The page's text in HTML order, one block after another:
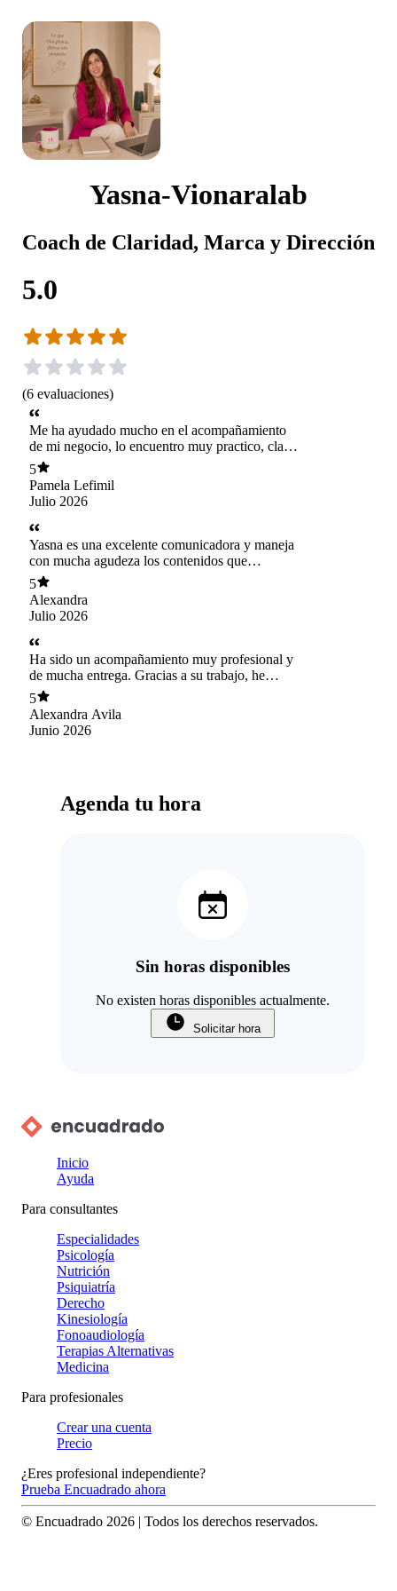
Yasna-Vionaralab
Coach de Claridad, Marca y Dirección
5.0
(6 evaluaciones)
Me ha ayudado mucho en el acompañamiento
de mi negocio, lo encuentro muy practico, claro
y de suma importancia, lo agradezco, gracias!
5
Pamela Lefimil
Julio 2026
Yasna es una excelente comunicadora y maneja
con mucha agudeza los contenidos que
trabajamos. Recomiendo totalmente su
profesionalismo .
5
Alexandra
Julio 2026
Ha sido un acompañamiento muy profesional y
de mucha entrega. Gracias a su trabajo, he
podido ordenar y poner en marcha un proyecto
que llevaba mucho tiempo sin ordenamiento y
claridad. Lo mejor es que su trabajo integra lo
humano y lo divino, Gracias Dios por ponerla
5
Alexandra Avila
Junio 2026
Agenda tu hora
Sin horas disponibles
No existen horas disponibles actualmente.
Solicitar hora
Inicio
Ayuda
Para consultantes
Especialidades
Psicología
Nutrición
Psiquiatría
Derecho
Kinesiología
Fonoaudiología
Terapias Alternativas
Medicina
Para profesionales
Crear una cuenta
Precio
¿Eres profesional independiente?
Prueba Encuadrado ahora
© Encuadrado 2026 | Todos los derechos reservados.